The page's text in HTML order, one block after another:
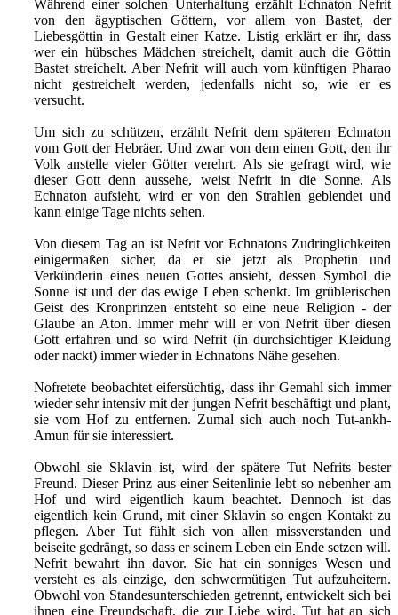
Während einer solchen Unterhaltung erzählt Echnaton Nefrit
von den ägyptischen Göttern, vor allem von Bastet, der
Liebesgöttin in Gestalt einer Katze. Listig erklärt er ihr, dass
wer ein hübsches Mädchen streichelt, damit auch die Göttin
Bastet streichelt. Aber Nefrit will auch vom künftigen Pharao
nicht gestreichelt werden, jedenfalls nicht so, wie er es
versucht.
Um sich zu schützen, erzählt Nefrit dem späteren Echnaton
vom Gott der Hebräer. Und zwar von dem einen Gott, den ihr
Volk anstelle vieler Götter verehrt. Als sie gefragt wird, wie
dieser Gott denn aussehe, weist Nefrit in die Sonne. Als
Echnaton aufsieht, wird er von den Strahlen geblendet und
kann einige Tage nichts sehen.
Von diesem Tag an ist Nefrit vor Echnatons Zudringlichkeiten
einigermaßen sicher, da er sie jetzt als Prophetin und
Verkünderin eines neuen Gottes ansieht, dessen Symbol die
Sonne ist und der das ewige Leben schenkt. Im grüblerischen
Geist des Kronprinzen entsteht so eine neue Religion - der
Glaube an Aton. Immer mehr will er von Nefrit über diesen
Gott erfahren und so wird Nefrit (in durchsichtiger Kleidung
oder nackt) immer wieder in Echnatons Nähe gesehen.
Nofretete beobachtet eifersüchtig, dass ihr Gemahl sich immer
wieder sehr intensiv mit der jungen Nefrit beschäftigt und plant,
sie vom Hof zu entfernen. Zumal sich auch noch Tut-ankh-
Amun für sie interessiert.
Obwohl sie Sklavin ist, wird der spätere Tut Nefrits bester
Freund. Dieser Prinz aus einer Seitenlinie lebt so nebenher am
Hof und wird eigentlich kaum beachtet. Dennoch ist das
eigentlich kein Grund, mit einer Sklavin so engen Kontakt zu
pflegen. Aber Tut fühlt sich von allen missverstanden und
beiseite gedrängt, so dass er seinem Leben ein Ende setzen will.
Nefrit bewahrt ihn davor. Sie hat ein sonniges Wesen und
versteht es als einzige, den schwermütigen Tut aufzuheitern.
Obwohl von Standesunterschieden getrennt, entwickelt sich bei
ihnen eine Freundschaft, die zur Liebe wird. Tut hat an sich